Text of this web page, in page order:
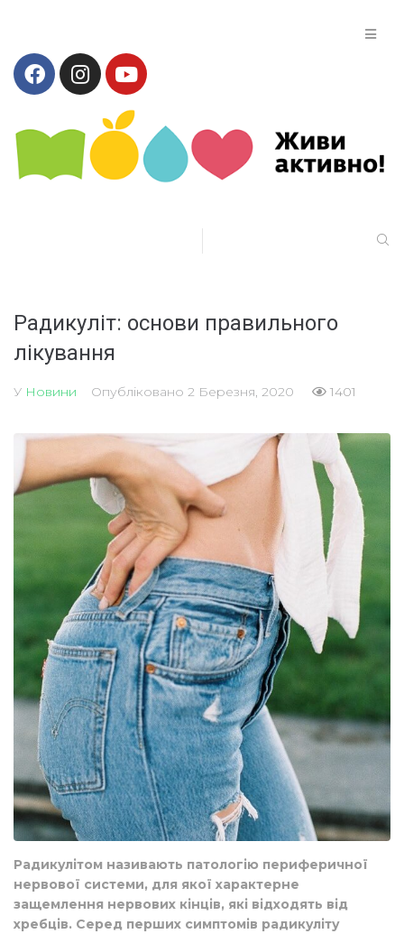
Радикуліт: основи правильного
лікування
У Новини Опубліковано 2 Березня, 2020 1401
Радикулітом називають патологію периферичної
нервової системи, для якої характерне
защемлення нервових кінців, які відходять від
хребців. Серед перших симптомів радикуліту